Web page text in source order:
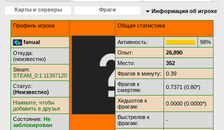
Карты и серверы Фраги Информация об игроке
Профиль игрока
fanual
Откуда:
(неизвестно)
Steam:
STEAM_0:1:11397120
Статус:
(Неизвестно)
Нажмите, чтобы
добавить в друзья
Состояние: Не
заблокирован
Общая статистика
Активность:
98%
Опыт:
26,890
Место:
352
Фрагов в минуту:
0.39
Фрагов к
смертям:
0.7371 (0.80*)
Хедшотов к
фрагам:
0.0000 (0.0000*)
Выстрелов к
фрагам:
-